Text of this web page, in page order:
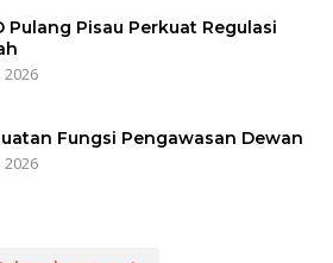
Pulang Pisau Perkuat Regulasi
2026
Fungsi Pengawasan Dewan
2026